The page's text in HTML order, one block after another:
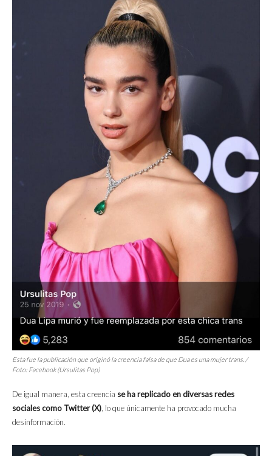
Esta fue la publicación que originó la creencia falsa de que Dua es una mujer trans. /
Foto: Facebook (Ursulitas Pop)
De igual manera, esta creencia se ha replicado en diversas redes
sociales como Twitter (X) , lo que únicamente ha provocado mucha
desinformación.